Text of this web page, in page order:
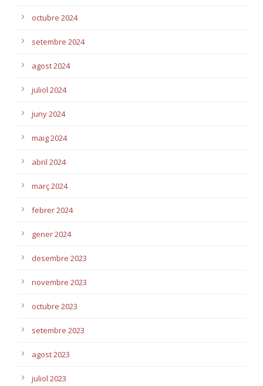
octubre 2024
setembre 2024
agost 2024
juliol 2024
juny 2024
maig 2024
abril 2024
març 2024
febrer 2024
gener 2024
desembre 2023
novembre 2023
octubre 2023
setembre 2023
agost 2023
juliol 2023